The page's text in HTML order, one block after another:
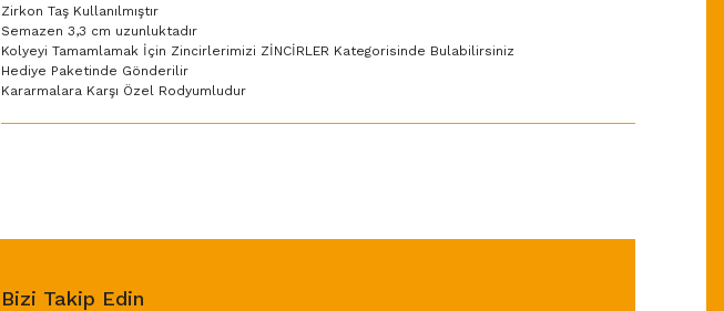
Zirkon Taş Kullanılmıştır
Semazen 3,3 cm uzunluktadır
Kolyeyi Tamamlamak İçin Zincirlerimizi ZİNCİRLER Kategorisinde Bulabilirsiniz
Hediye Paketinde Gönderilir
Kararmalara Karşı Özel Rodyumludur
Bizi Takip Edin